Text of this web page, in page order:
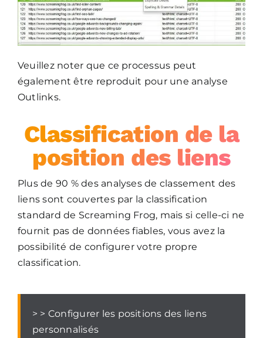
Veuillez noter que ce processus peut
également être reproduit pour une analyse
Outlinks.
Classification de la
position des liens
Plus de 90 % des analyses de classement des
liens sont couvertes par la classification
standard de Screaming Frog, mais si celle-ci ne
fournit pas de données fiables, vous avez la
possibilité de configurer votre propre
classification.
> > Configurer les positions des liens
personnalisés